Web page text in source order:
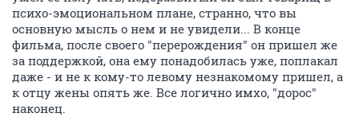
психо-эмоциональном плане, странно, что вы
основную мысль о нем и не увидели... В конце
фильма, после своего "перерождения" он пришел же
за поддержкой, она ему понадобилась уже, поплакал
даже - и не к кому-то левому незнакомому пришел, а
к отцу жены опять же. Все логично имхо, "дорос"
наконец.